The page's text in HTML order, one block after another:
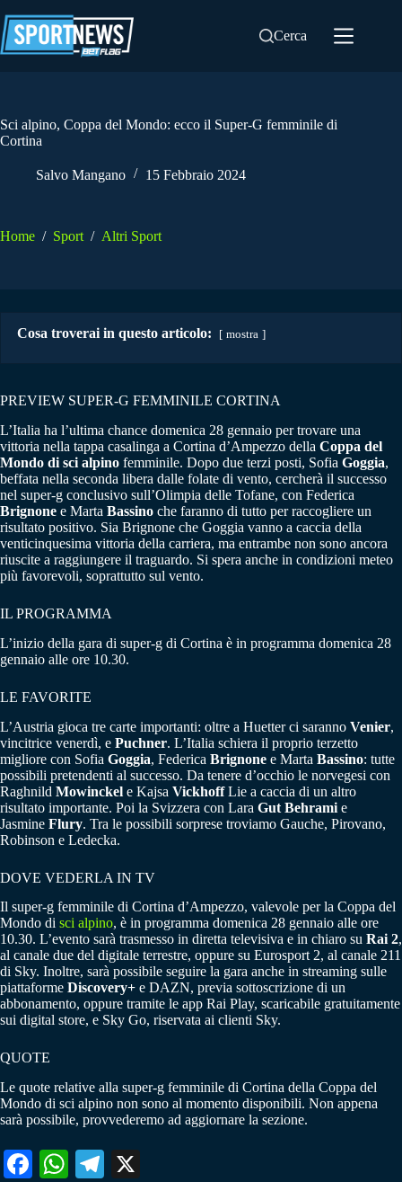
al
contenuto
Cerca
Sci alpino, Coppa del Mondo: ecco il Super-G femminile di
Cortina
Salvo Mangano 15 Febbraio 2024
Home / Sport / Altri Sport
Cosa troverai in questo articolo: mostra
PREVIEW SUPER-G FEMMINILE CORTINA
L’Italia ha l’ultima chance domenica 28 gennaio per trovare una
vittoria nella tappa casalinga a Cortina d’Ampezzo della Coppa del
Mondo di sci alpino femminile. Dopo due terzi posti, Sofia Goggia,
beffata nella seconda libera dalle folate di vento, cercherà il successo
nel super-g conclusivo sull’Olimpia delle Tofane, con Federica
Brignone e Marta Bassino che faranno di tutto per raccogliere un
risultato positivo. Sia Brignone che Goggia vanno a caccia della
venticinquesima vittoria della carriera, ma entrambe non sono ancora
riuscite a raggiungere il traguardo. Si spera anche in condizioni meteo
più favorevoli, soprattutto sul vento.
IL PROGRAMMA
L’inizio della gara di super-g di Cortina è in programma domenica 28
gennaio alle ore 10.30.
LE FAVORITE
L’Austria gioca tre carte importanti: oltre a Huetter ci saranno Venier,
vincitrice venerdì, e Puchner. L’Italia schiera il proprio terzetto
migliore con Sofia Goggia, Federica Brignone e Marta Bassino: tutte
possibili pretendenti al successo. Da tenere d’occhio le norvegesi con
Raghnild Mowinckel e Kajsa VickhoffLie a caccia di un altro
risultato importante. Poi la Svizzera con Lara Gut Behrami e
Jasmine Flury. Tra le possibili sorprese troviamo Gauche, Pirovano,
Robinson e Ledecka.
DOVE VEDERLA IN TV
Il super-g femminile di Cortina d’Ampezzo, valevole per la Coppa del
Mondo di sci alpino, è in programma domenica 28 gennaio alle ore
10.30. L’evento sarà trasmesso in diretta televisiva e in chiaro su Rai 2,
al canale due del digitale terrestre, oppure su Eurosport 2, al canale 211
di Sky. Inoltre, sarà possibile seguire la gara anche in streaming sulle
piattaforme Discovery+ e DAZN, previa sottoscrizione di un
abbonamento, oppure tramite le app Rai Play, scaricabile gratuitamente
sui digital store, e Sky Go, riservata ai clienti Sky.
QUOTE
Le quote relative alla super-g femminile di Cortina della Coppa del
Mondo di sci alpino non sono al momento disponibili. Non appena
sarà possibile, provvederemo ad aggiornare la sezione.
Fa W
Te